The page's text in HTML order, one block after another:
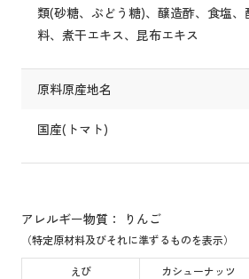
類(砂糖、ぶどう糖)、醸造酢、食塩
料、煮干エキス、昆布エキス
原料原産地名
国産(トマト)
アレルギー物質： りんご
（特定原材料及びそれに準ずるものを表示）
えび カシューナッツ